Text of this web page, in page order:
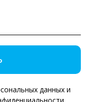
данных и